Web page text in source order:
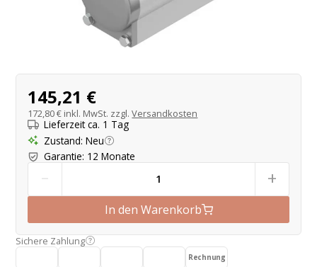
Produktangebot
145,21 €
172,80 € inkl. MwSt. zzgl.Versandkosten
Lieferzeit ca. 1 Tag
Zustand: Neu
Garantie: 12 Monate
- +
In den Warenkorb
Sichere Zahlung
Rechnung